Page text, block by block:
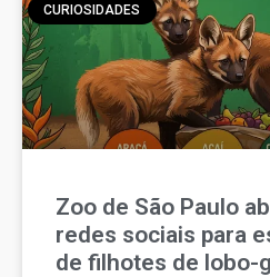
CURIOSIDADES
Zoo de São Paulo
redes sociais para
de filhotes de lobo-